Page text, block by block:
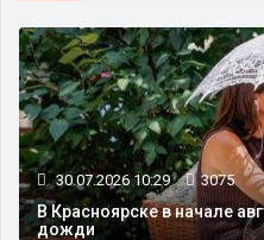
30.07.2026 10:29 3075
В Красноярске в начале
дожди